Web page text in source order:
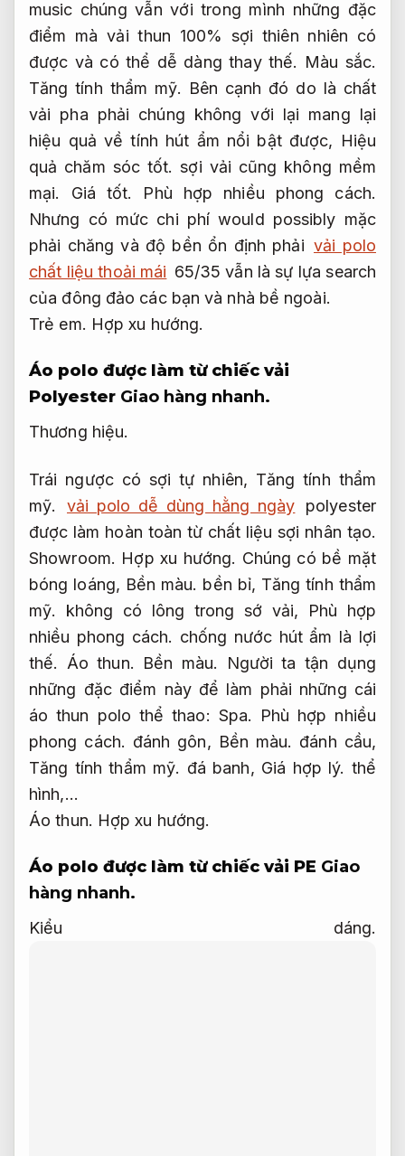
music chúng vẫn với trong mình những đặc
điểm mà vải thun 100% sợi thiên nhiên có
được và có thể dễ dàng thay thế. Màu sắc.
Tăng tính thẩm mỹ. Bên cạnh đó do là chất
vải pha phải chúng không với lại mang lại
hiệu quả về tính hút ẩm nổi bật được, Hiệu
quả chăm sóc tốt. sợi vải cũng không mềm
mại. Giá tốt.
Phù hợp nhiều phong cách.
Nhưng có mức chi phí would possibly mặc
phải chăng và độ bền ổn định phải vải polo
chất liệu thoải mái 65/35 vẫn là sự lựa search
của đông đảo các bạn và nhà bề ngoài.
Trẻ em. Hợp xu hướng.
Áo polo được làm từ chiếc vải
Polyester Giao hàng nhanh.
Thương hiệu.
Trái ngược có sợi tự nhiên, Tăng tính thẩm
mỹ.
vải polo dễ dùng hằng ngày
polyester
được làm hoàn toàn từ chất liệu sợi nhân tạo.
Showroom. Hợp xu hướng. Chúng có bề mặt
bóng loáng, Bền màu. bền bỉ, Tăng tính thẩm
mỹ.
không có lông trong sớ vải,
Phù hợp
nhiều phong cách. chống nước hút ẩm là lợi
thế. Áo thun. Bền màu.
Người ta tận dụng
những đặc điểm này để làm phải những cái
áo thun polo thể thao: Spa.
Phù hợp nhiều
phong cách. đánh gôn, Bền màu. đánh cầu,
Tăng tính thẩm mỹ. đá banh, Giá hợp lý. thể
hình,…
Áo thun. Hợp xu hướng.
Áo polo được làm từ chiếc vải PE Giao
hàng nhanh.
Kiểu dáng.